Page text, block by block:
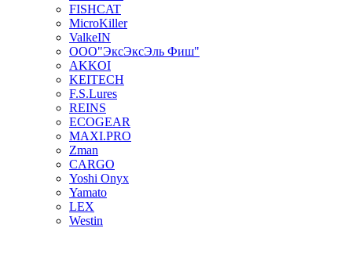
FISHCAT
MicroKiller
ValkeIN
ООО"ЭксЭксЭль Фиш"
AKKOI
KEITECH
F.S.Lures
REINS
ECOGEAR
MAXI.PRO
Zman
CARGO
Yoshi Onyx
Yamato
LEX
Westin